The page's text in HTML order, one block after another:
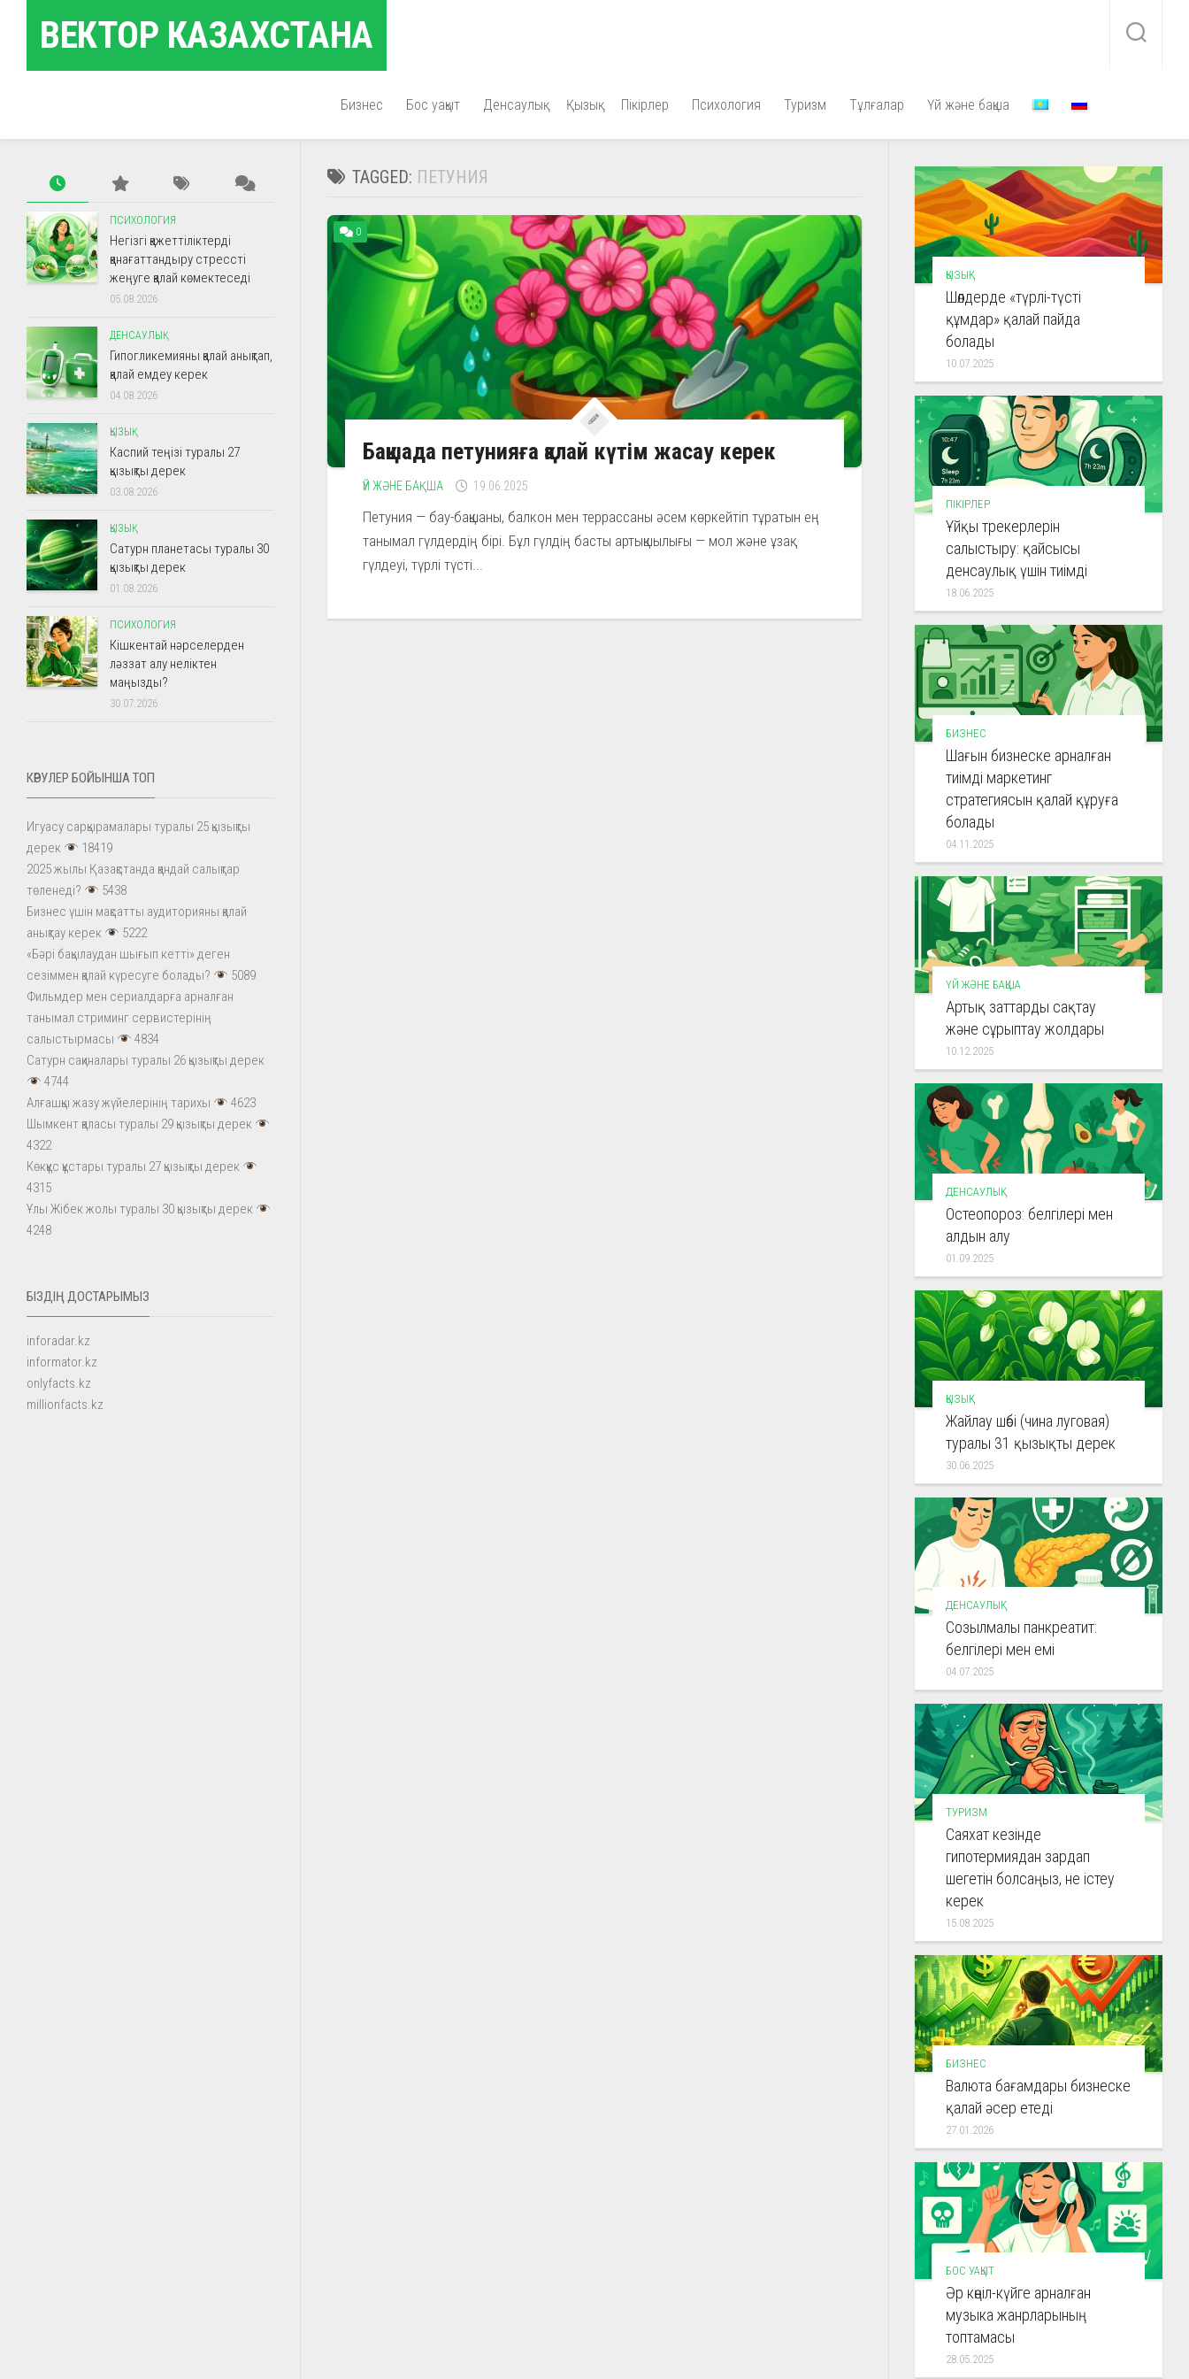
contentВЕКТОР КАЗАХСТАНА
Бизнес Бос уақыт Денсаулық Қызық Пікірлер Психология Туризм Тұлғалар Үй және бақша
TAGGED: ПЕТУНИЯ
0
Бақшада петунияға қалай күтім жасау керек
ҮЙ ЖӘНЕ БАҚША 19.06.2025
Петуния — бау-бақшаны, балкон мен террассаны әсем көркейтіп тұратын ең
танымал гүлдердің бірі. Бұл гүлдің басты артықшылығы — мол және ұзақ
гүлдеуі, түрлі түсті...
ПСИХОЛОГИЯ
Негізгі қажеттіліктерді
қанағаттандыру стрессті
жеңуге қалай көмектеседі
05.08.2026
ДЕНСАУЛЫҚ
Гипогликемияны қалай анықтап,
қалай емдеу керек
04.08.2026
ҚЫЗЫҚ
Каспий теңізі туралы 27
қызықты дерек
03.08.2026
ҚЫЗЫҚ
Сатурн планетасы туралы 30
қызықты дерек
01.08.2026
ПСИХОЛОГИЯ
Кішкентай нәрселерден
ләззат алу неліктен
маңызды?
30.07.2026
КӨРУЛЕР БОЙЫНША ТОП
Игуасу сарқырамалары туралы 25 қызықты
дерек
18419
2025 жылы Қазақстанда қандай салықтар
төленеді?
5438
Бизнес үшін мақсатты аудиторияны қалай
анықтау керек
5222
«Бәрі бақылаудан шығып кетті» деген
сезіммен қалай күресуге болады?
5089
Фильмдер мен сериалдарға арналған
танымал стриминг сервистерінің
салыстырмасы
4834
Сатурн сақиналары туралы 26 қызықты дерек
4744
Алғашқы жазу жүйелерінің тарихы
4623
Шымкент қаласы туралы 29 қызықты дерек
4322
Көкқұс құстары туралы 27 қызықты дерек
4315
Ұлы Жібек жолы туралы 30 қызықты дерек
4248
БІЗДІҢ ДОСТАРЫМЫЗ
inforadar.kz
informator.kz
onlyfacts.kz
millionfacts.kz
ҚЫЗЫҚ
Шөлдерде «түрлі-түсті
құмдар» қалай пайда
болады
10.07.2025
ПІКІРЛЕР
Ұйқы трекерлерін
салыстыру: қайсысы
денсаулық үшін тиімді
18.06.2025
БИЗНЕС
Шағын бизнеске арналған
тиімді маркетинг
стратегиясын қалай құруға
болады
04.11.2025
ҮЙ ЖӘНЕ БАҚША
Артық заттарды сақтау
және сұрыптау жолдары
10.12.2025
ДЕНСАУЛЫҚ
Остеопороз: белгілері мен
алдын алу
01.09.2025
ҚЫЗЫҚ
Жайлау шөбі (чина луговая)
туралы 31 қызықты дерек
30.06.2025
ДЕНСАУЛЫҚ
Созылмалы панкреатит:
белгілері мен емі
04.07.2025
ТУРИЗМ
Саяхат кезінде
гипотермиядан зардап
шегетін болсаңыз, не істеу
керек
15.08.2025
БИЗНЕС
Валюта бағамдары бизнеске
қалай әсер етеді
27.01.2026
БОС УАҚЫТ
Әр көңіл-күйге арналған
музыка жанрларының
топтамасы
28.05.2025